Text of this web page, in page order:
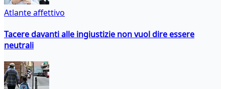
Atlante affettivo
Tacere davanti alle ingiustizie non vuol dire essere
neutrali